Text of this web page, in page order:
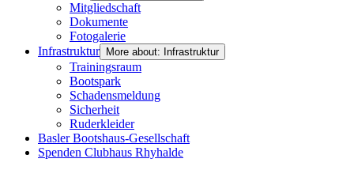
Mitgliedschaft
Dokumente
Fotogalerie
Infrastruktur
More about: Infrastruktur
Trainingsraum
Bootspark
Schadensmeldung
Sicherheit
Ruderkleider
Basler Bootshaus-Gesellschaft
Spenden Clubhaus Rhyhalde